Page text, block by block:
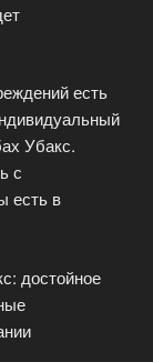
есть
Убакс.
с
есть в
достойное